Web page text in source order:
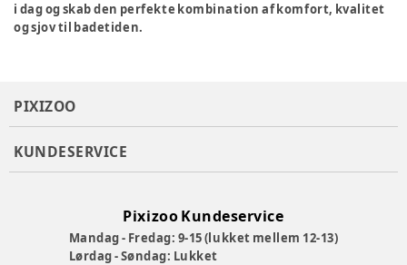
i dag og skab den perfekte kombination af komfort, kvalitet
og sjov til badetiden.
PIXIZOO
KUNDESERVICE
Pixizoo Kundeservice
Mandag - Fredag: 9-15 (lukket mellem 12-13)
Lørdag - Søndag: Lukket